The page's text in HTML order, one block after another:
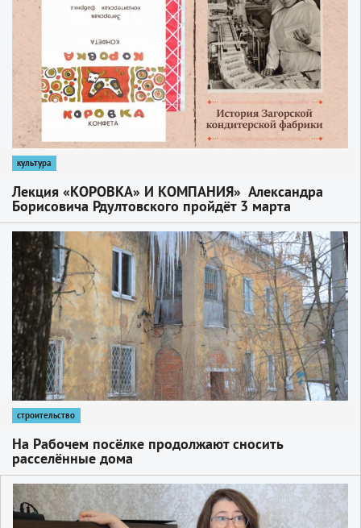
культура
Лекция «КОРОВКА» И КОМПАНИЯ» Александра
Борисовича Рдултовского пройдёт 3 марта
1
строительство
На Рабочем посёлке продолжают сносить
расселённые дома
1